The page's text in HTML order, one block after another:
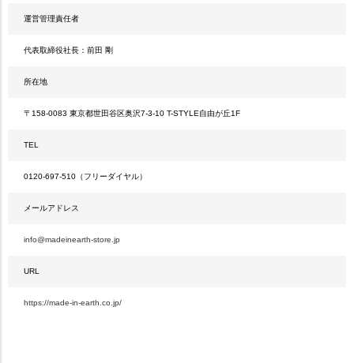
運営管理責任者
代表取締役社長：前田 剛
所在地
〒158-0083 東京都世田谷区奥沢7-3-10 T-STYLE自由が丘1F
TEL
0120-697-510（フリーダイヤル）
メールアドレス
info@madeinearth-store.jp
URL
https://made-in-earth.co.jp/